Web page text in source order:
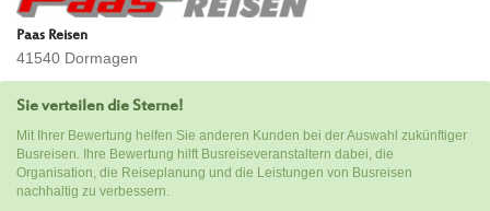
Paas Reisen
41540 Dormagen
Sie verteilen die Sterne!
Mit Ihrer Bewertung helfen Sie anderen Kunden bei der Auswahl zukünftiger
Busreisen. Ihre Bewertung hilft Busreiseveranstaltern dabei, die
Organisation, die Reiseplanung und die Leistungen von Busreisen
nachhaltig zu verbessern.